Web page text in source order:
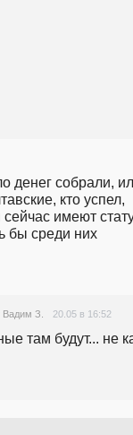
денег собрали,
кто успел,
имеют
бы среди них
Вадим З. 20.05 в 16:52
там будут... не